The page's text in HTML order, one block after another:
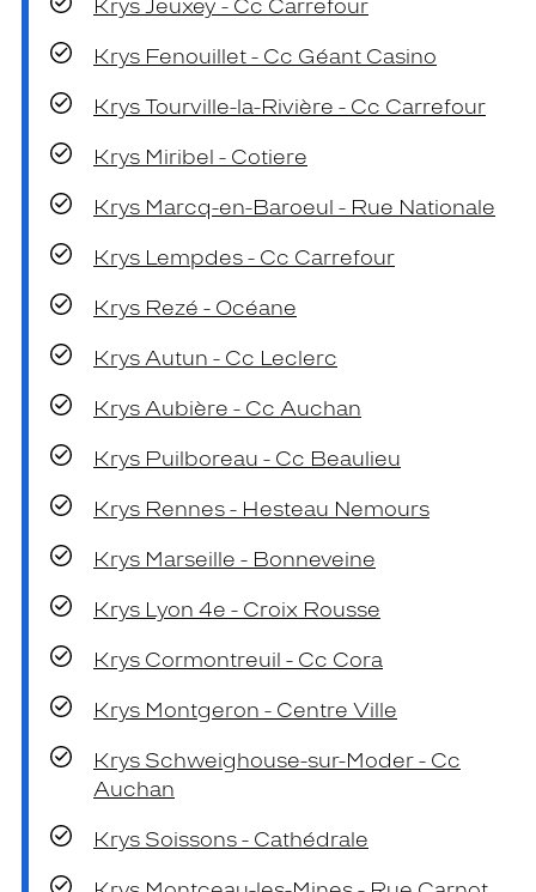
Krys Jeuxey - Cc Carrefour
Krys Fenouillet - Cc Géant Casino
Krys Tourville-la-Rivière - Cc Carrefour
Krys Miribel - Cotiere
Krys Marcq-en-Baroeul - Rue Nationale
Krys Lempdes - Cc Carrefour
Krys Rezé - Océane
Krys Autun - Cc Leclerc
Krys Aubière - Cc Auchan
Krys Puilboreau - Cc Beaulieu
Krys Rennes - Hesteau Nemours
Krys Marseille - Bonneveine
Krys Lyon 4e - Croix Rousse
Krys Cormontreuil - Cc Cora
Krys Montgeron - Centre Ville
Krys Schweighouse-sur-Moder - Cc
Auchan
Krys Soissons - Cathédrale